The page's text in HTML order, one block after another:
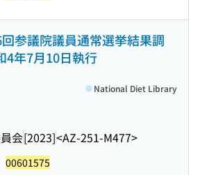
参議院議員通常選挙結果調
4年7月10日執行
会[2023]<AZ-251-M477>
National Diet Library
00601575